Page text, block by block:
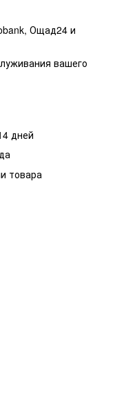
Ощад24 и
вашего
дней
товара